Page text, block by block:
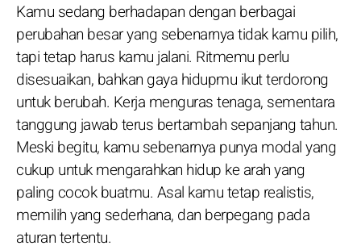
Kamu sedang berhadapan dengan berbagai
perubahan besar yang sebenarnya tidak kamu pilih,
tapi tetap harus kamu jalani. Ritmemu perlu
disesuaikan, bahkan gaya hidupmu ikut terdorong
untuk berubah. Kerja menguras tenaga, sementara
tanggung jawab terus bertambah sepanjang tahun.
Meski begitu, kamu sebenarnya punya modal yang
cukup untuk mengarahkan hidup ke arah yang
paling cocok buatmu. Asal kamu tetap realistis,
memilih yang sederhana, dan berpegang pada
aturan tertentu.